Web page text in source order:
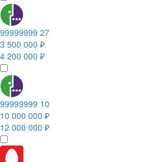
99999999 27
3 500 000 ₽
4 200 000 ₽
99999999 10
10 000 000 ₽
12 000 000 ₽